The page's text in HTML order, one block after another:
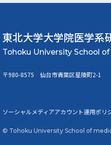
東北大学大学院医学系
〒980-8575 仙台市青葉区星陵町2-1
ソーシャルメディアアカウント運用ポリ
© Tohoku University School of